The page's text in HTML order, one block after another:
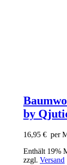
by
16,95 € per
Enthält 19%
zzgl. Versand